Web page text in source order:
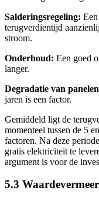
Salderingsregeling:
terugverdientijd
stroom.
Onderhoud: Een goed
langer.
Degradatie van
jaren is een factor.
Gemiddeld ligt de
momenteel tussen de 5
factoren. Na deze
gratis elektriciteit te
argument is voor de
5.3